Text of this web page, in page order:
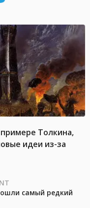
Толкина,
идеи из-за
самый редкий